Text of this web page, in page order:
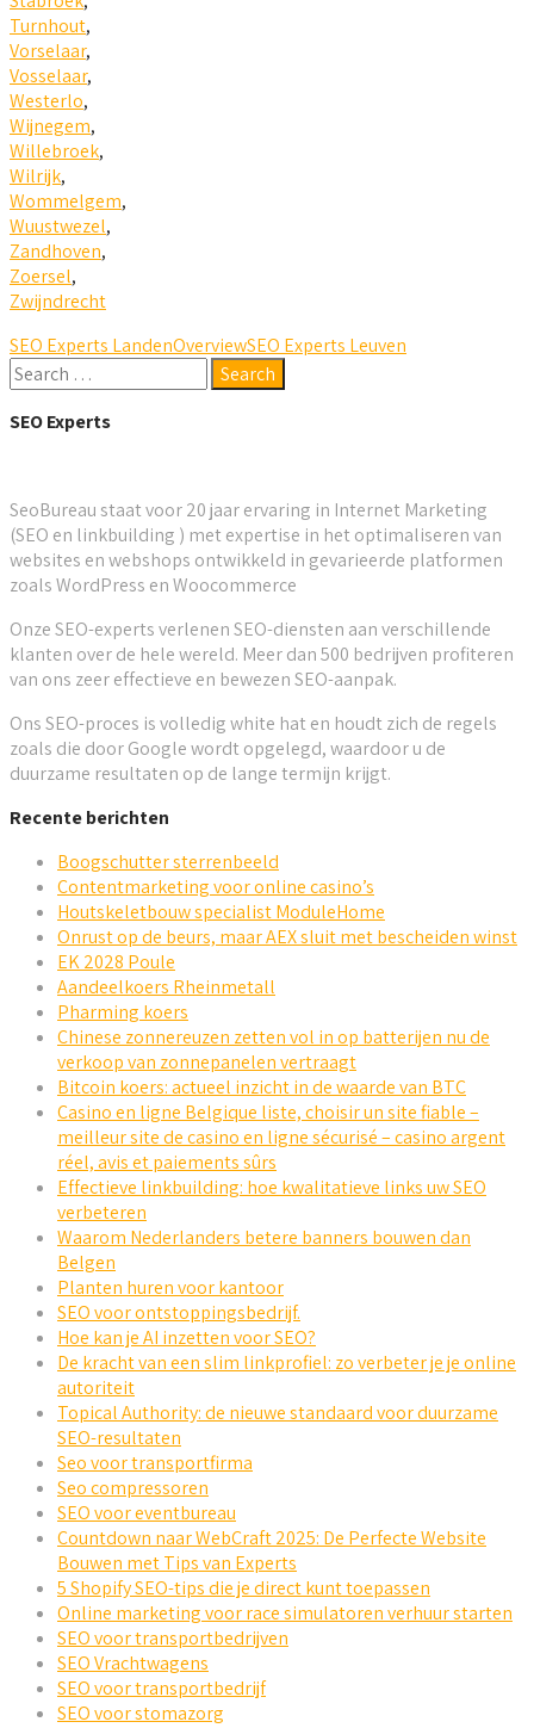
Turnhout,
Vorselaar,
Vosselaar,
Westerlo,
Wijnegem,
Willebroek,
Wilrijk,
Wommelgem,
Wuustwezel,
Zandhoven,
Zoersel,
Zwijndrecht
SEO Experts LandenOverviewSEO Experts Leuven
SEO Experts
SeoBureau staat voor 20 jaar ervaring in Internet Marketing
(SEO en linkbuilding ) met expertise in het optimaliseren van
websites en webshops ontwikkeld in gevarieerde platformen
zoals WordPress en Woocommerce
Onze SEO-experts verlenen SEO-diensten aan verschillende
klanten over de hele wereld. Meer dan 500 bedrijven profiteren
van ons zeer effectieve en bewezen SEO-aanpak.
Ons SEO-proces is volledig white hat en houdt zich de regels
zoals die door Google wordt opgelegd, waardoor u de
duurzame resultaten op de lange termijn krijgt.
Recente berichten
Boogschutter sterrenbeeld
Contentmarketing voor online casino’s
Houtskeletbouw specialist ModuleHome
Onrust op de beurs, maar AEX sluit met bescheiden winst
EK 2028 Poule
Aandeelkoers Rheinmetall
Pharming koers
Chinese zonnereuzen zetten vol in op batterijen nu de
verkoop van zonnepanelen vertraagt
Bitcoin koers: actueel inzicht in de waarde van BTC
Casino en ligne Belgique liste, choisir un site fiable –
meilleur site de casino en ligne sécurisé – casino argent
réel, avis et paiements sûrs
Effectieve linkbuilding: hoe kwalitatieve links uw SEO
verbeteren
Waarom Nederlanders betere banners bouwen dan
Belgen
Planten huren voor kantoor
SEO voor ontstoppingsbedrijf.
Hoe kan je AI inzetten voor SEO?
De kracht van een slim linkprofiel: zo verbeter je je online
autoriteit
Topical Authority: de nieuwe standaard voor duurzame
SEO-resultaten
Seo voor transportfirma
Seo compressoren
SEO voor eventbureau
Countdown naar WebCraft 2025: De Perfecte Website
Bouwen met Tips van Experts
5 Shopify SEO-tips die je direct kunt toepassen
Online marketing voor race simulatoren verhuur starten
SEO voor transportbedrijven
SEO Vrachtwagens
SEO voor transportbedrijf
SEO voor stomazorg